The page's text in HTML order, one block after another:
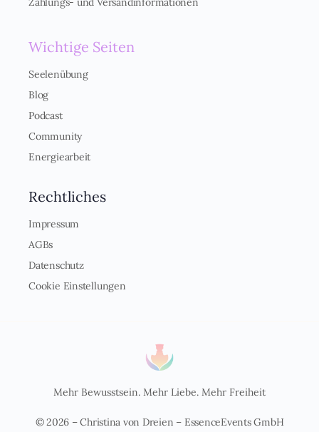
*
Wichtige Seiten
Seelenübung
Blog
Podcast
Community
Energiearbeit
Rechtliches
Impressum
AGBs
Datenschutz
Cookie Einstellungen
Mehr Bewusstsein. Mehr Liebe. Mehr Freiheit
© 2026 – Christina von Dreien – EssenceEvents GmbH